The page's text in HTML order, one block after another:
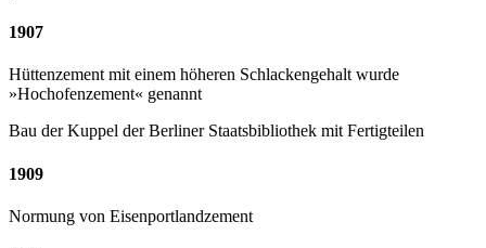
1907
Hüttenzement mit einem höheren Schlackengehalt wurde
»Hochofenzement« genannt
Bau der Kuppel der Berliner Staatsbibliothek mit Fertigteilen
1909
Normung von Eisenportlandzement